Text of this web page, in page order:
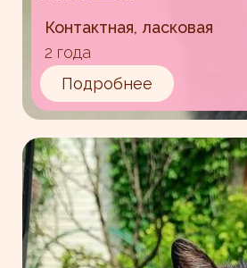
Контактная, ласковая
2 года
Подробнее